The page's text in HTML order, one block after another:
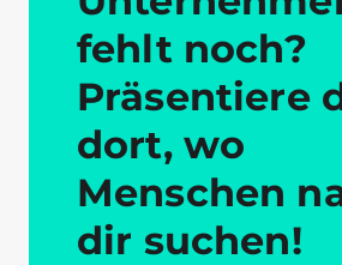
fehlt noch?
Präsentiere
dort, wo
Menschen
dir suchen!